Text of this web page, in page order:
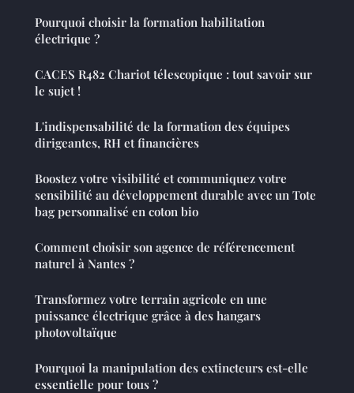
Pourquoi choisir la formation habilitation
électrique ?
CACES R482 Chariot télescopique : tout savoir sur
le sujet !
L'indispensabilité de la formation des équipes
dirigeantes, RH et financières
Boostez votre visibilité et communiquez votre
sensibilité au développement durable avec un Tote
bag personnalisé en coton bio
Comment choisir son agence de référencement
naturel à Nantes ?
Transformez votre terrain agricole en une
puissance électrique grâce à des hangars
photovoltaïque
Pourquoi la manipulation des extincteurs est-elle
essentielle pour tous ?